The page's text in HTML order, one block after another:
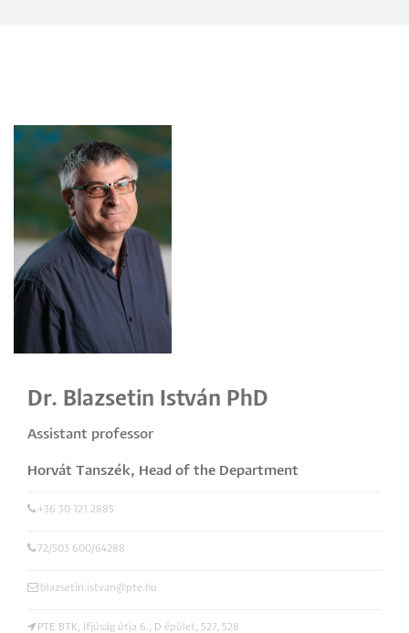
Dr. Blazsetin István PhD
Assistant professor
Horvát Tanszék, Head of the Department
+36 30 121 2885
72/503 600/64288
blazsetin.istvan@pte.hu
PTE BTK, Ifjúság útja 6., D épület, 527, 528